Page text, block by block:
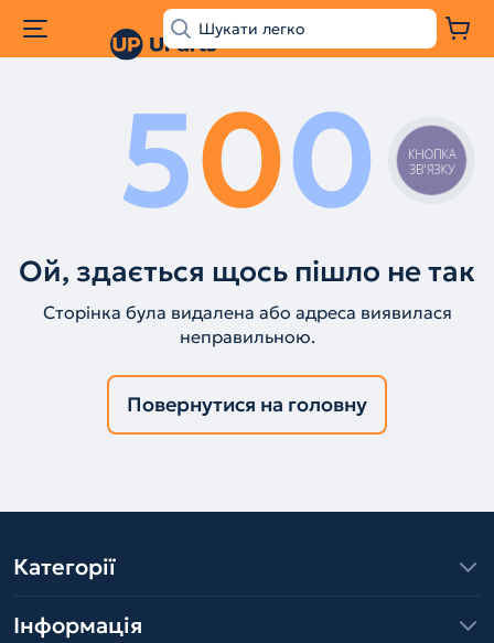
500
Ой, здається щось пішло не так
Сторінка була видалена або адреса виявилася
неправильною.
Повернутися на головну
Категорії
Інформація
КНОПКА
ЗВ'ЯЗКУ